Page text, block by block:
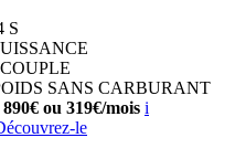
S
COUPLE
SANS CARBURANT
ou 319€/mois i
le